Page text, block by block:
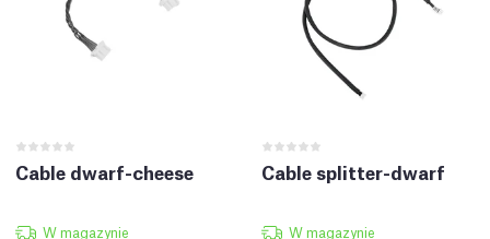
Cable dwarf-cheese
W magazynie
Cable splitter-dwarf
W magazynie